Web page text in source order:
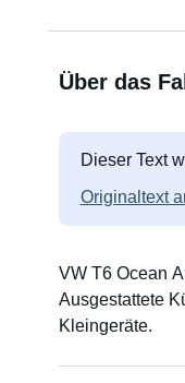
Über das
Dieser Text
Originaltext
VW T6 Ocean
Ausgestattete
Kleingeräte.